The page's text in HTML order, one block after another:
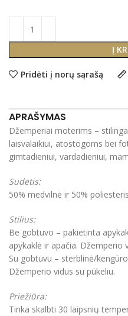
Į
Pridėti į norų sąrašą
APRAŠYMAS
Džemperiai moterims –
laisvalaikiui, atostogoms bei
gimtadieniui, vardadieniui,
Sudėtis:
50% medvilnė ir 50%
Stilius:
Be gobtuvo – pakietinta
apykaklė ir apačia. Džemperio
Su gobtuvu – sterblinė/
Džemperio vidus su pūkeliu.
Priežiūra:
Tinka skalbti 30 laipsnių